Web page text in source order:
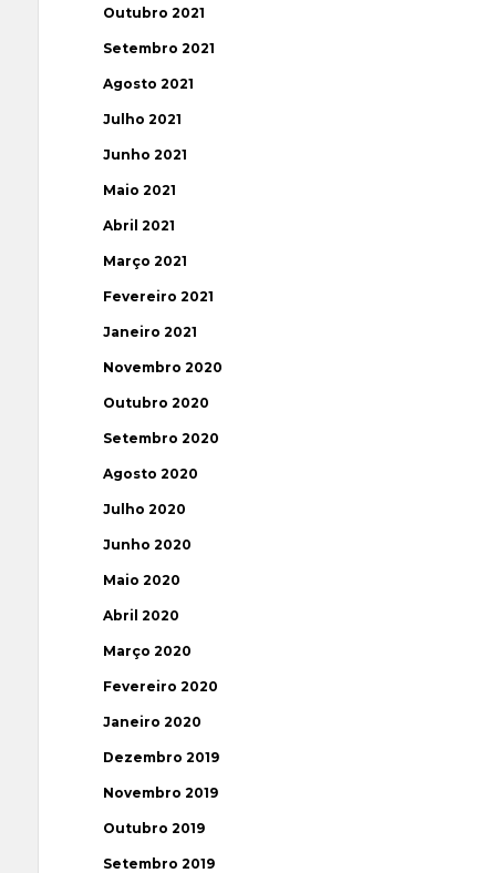
Outubro 2021
Setembro 2021
Agosto 2021
Julho 2021
Junho 2021
Maio 2021
Abril 2021
Março 2021
Fevereiro 2021
Janeiro 2021
Novembro 2020
Outubro 2020
Setembro 2020
Agosto 2020
Julho 2020
Junho 2020
Maio 2020
Abril 2020
Março 2020
Fevereiro 2020
Janeiro 2020
Dezembro 2019
Novembro 2019
Outubro 2019
Setembro 2019